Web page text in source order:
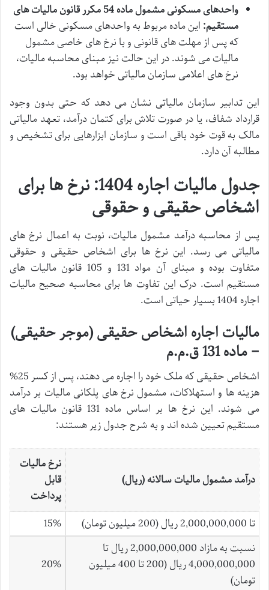
واحدهای مسکونی مشمول ماده 54 مکرر قانون مالیات های
مستقیم: این ماده مربوط به واحدهای مسکونی خالی است
که پس از مهلت های قانونی و با نرخ های خاصی مشمول
مالیات می شوند. در این حالت نیز مبنای محاسبه مالیات،
نرخ های اعلامی سازمان مالیاتی خواهد بود.
این تدابیر سازمان مالیاتی نشان می دهد که حتی بدون وجود
قرارداد شفاف، یا در صورت تلاش برای کتمان درآمد، تعهد مالیاتی
مالک به قوت خود باقی است و سازمان ابزارهایی برای تشخیص و
مطالبه آن دارد.
جدول مالیات اجاره 1404: نرخ ها برای
اشخاص حقیقی و حقوقی
پس از محاسبه درآمد مشمول مالیات، نوبت به اعمال نرخ های
مالیاتی می رسد. این نرخ ها برای اشخاص حقیقی و حقوقی
متفاوت بوده و مبنای آن مواد 131 و 105 قانون مالیات های
مستقیم است. درک این تفاوت ها برای محاسبه صحیح مالیات
اجاره 1404 بسیار حیاتی است.
مالیات اجاره اشخاص حقیقی (موجر حقیقی)
– ماده 131 ق.م.م
اشخاص حقیقی که ملک خود را اجاره می دهند، پس از کسر 25%
هزینه ها و استهلاکات، مشمول نرخ های پلکانی مالیات بر درآمد
می شوند. این نرخ ها بر اساس ماده 131 قانون مالیات های
مستقیم تعیین شده اند و به شرح جدول زیر هستند:
درآمد مشمول مالیات سالانه (ریال)
نرخ مالیات
قابل
پرداخت
تا 2,000,000,000 ریال (200 میلیون تومان)
15%
نسبت به مازاد 2,000,000,000 ریال تا
4,000,000,000 ریال (200 تا 400 میلیون
تومان)
20%